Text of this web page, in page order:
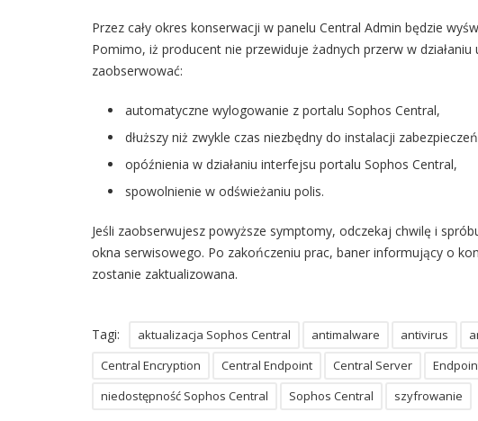
Przez cały okres konserwacji w panelu Central Admin będzie
Pomimo, iż producent nie przewiduje żadnych przerw w
zaobserwować:
automatyczne wylogowanie z portalu Sophos Central,
dłuższy niż zwykle czas niezbędny do instalacji
opóźnienia w działaniu interfejsu portalu Sophos Central,
spowolnienie w odświeżaniu polis.
Jeśli zaobserwujesz powyższe symptomy, odczekaj chwilę i
okna serwisowego. Po zakończeniu prac, baner informujący o
zostanie zaktualizowana.
Tagi: aktualizacja Sophos Central antimalware antivirus
Central Encryption
Central Endpoint Central Server
niedostępność Sophos Central
Sophos Central szyfrowanie